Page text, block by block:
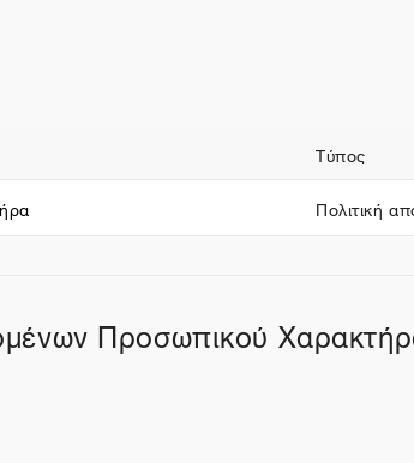
Τύπος
Πολιτική
Προσωπικού